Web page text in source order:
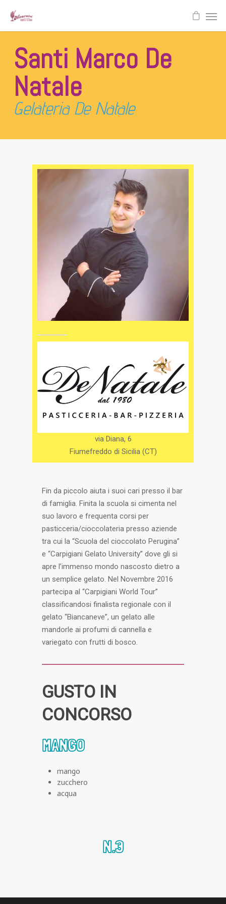
Santi Marco De
Natale
Gelateria De Natale
via Diana, 6
Fiumefreddo di Sicilia (CT)
Fin da piccolo aiuta i suoi cari presso il bar
di famiglia. Finita la scuola si cimenta nel
suo lavoro e frequenta corsi per
pasticceria/cioccolateria presso aziende
tra cui la “Scuola del cioccolato Perugina”
e “Carpigiani Gelato University” dove gli si
apre l’immenso mondo nascosto dietro a
un semplice gelato. Nel Novembre 2016
partecipa al “Carpigiani World Tour”
classificandosi finalista regionale con il
gelato “Biancaneve”, un gelato alle
mandorle ai profumi di cannella e
variegato con frutti di bosco.
GUSTO IN
CONCORSO
MANGO
mango
zucchero
acqua
N.3